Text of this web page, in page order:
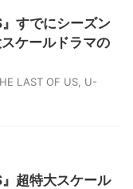
』すでにシーズン
ケールドラマの
LAST OF US U-
』超特大スケール